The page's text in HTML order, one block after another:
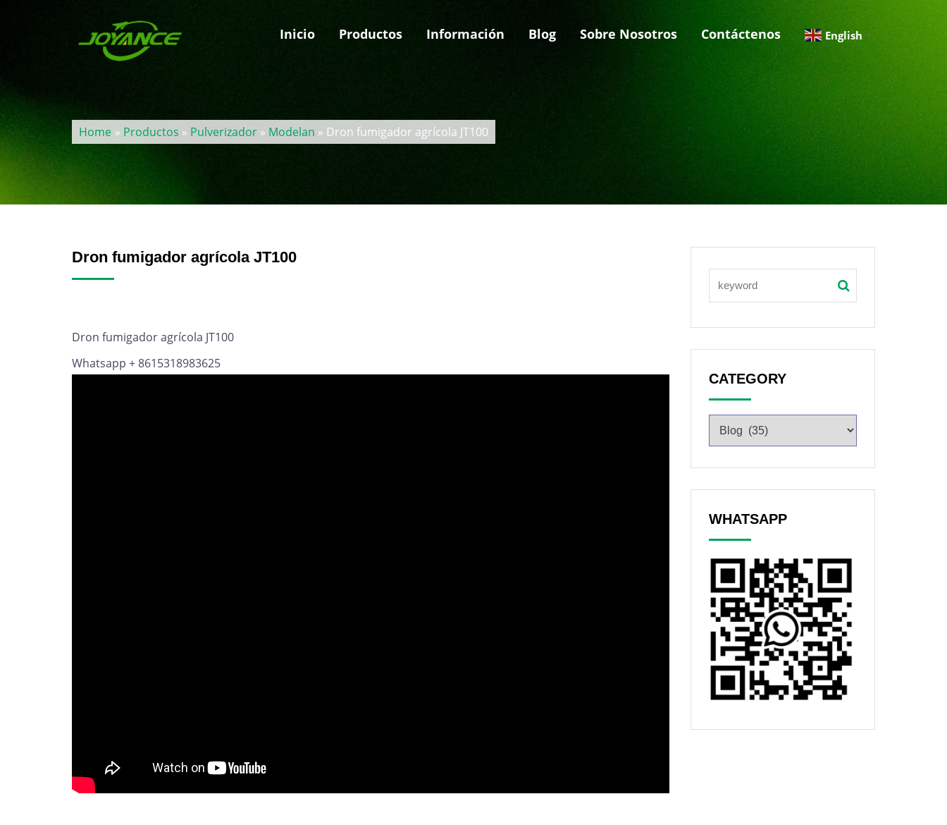
Inicio Productos Información Blog Sobre Nosotros Contáctenos English ▼
Home » Productos » Pulverizador » Modelan » Dron fumigador agrícola JT100
Dron fumigador agrícola JT100
Dron fumigador agrícola JT100
Whatsapp + 8615318983625
CATEGORY
WHATSAPP